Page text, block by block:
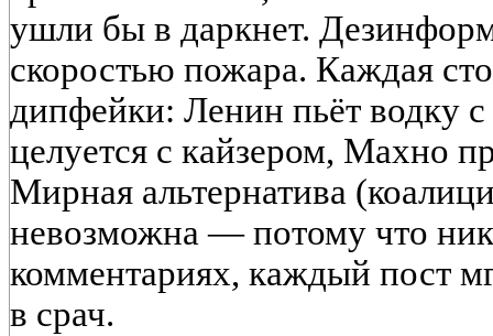
ушли бы в даркнет.
скоростью пожара. Каждая
дипфейки: Ленин пьёт водку
целуется с кайзером, Махно
Мирная альтернатива
невозможна — потому что
комментариях, каждый пост
в срач.